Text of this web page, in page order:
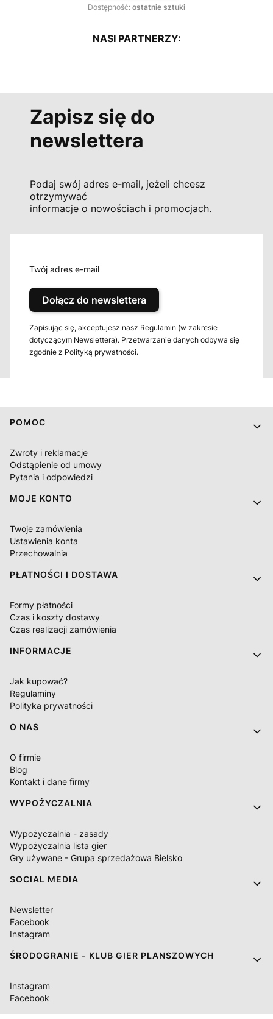
Dostępność: ostatnie sztuki
NASI PARTNERZY:
Zapisz się do
newslettera
Podaj swój adres e-mail, jeżeli chcesz
otrzymywać
informacje o nowościach i promocjach.
Twój adres e-mail
Dołącz do newslettera
Zapisując się, akceptujesz nasz Regulamin (w zakresie
dotyczącym Newslettera). Przetwarzanie danych odbywa się
zgodnie z Polityką prywatności.
Linki w stopce
POMOC
Zwroty i reklamacje
Odstąpienie od umowy
Pytania i odpowiedzi
MOJE KONTO
Twoje zamówienia
Ustawienia konta
Przechowalnia
PŁATNOŚCI I DOSTAWA
Formy płatności
Czas i koszty dostawy
Czas realizacji zamówienia
INFORMACJE
Jak kupować?
Regulaminy
Polityka prywatności
O NAS
O firmie
Blog
Kontakt i dane firmy
WYPOŻYCZALNIA
Wypożyczalnia - zasady
Wypożyczalnia lista gier
Gry używane - Grupa sprzedażowa Bielsko
SOCIAL MEDIA
Newsletter
Facebook
Instagram
ŚRODOGRANIE - KLUB GIER PLANSZOWYCH
Instagram
Facebook